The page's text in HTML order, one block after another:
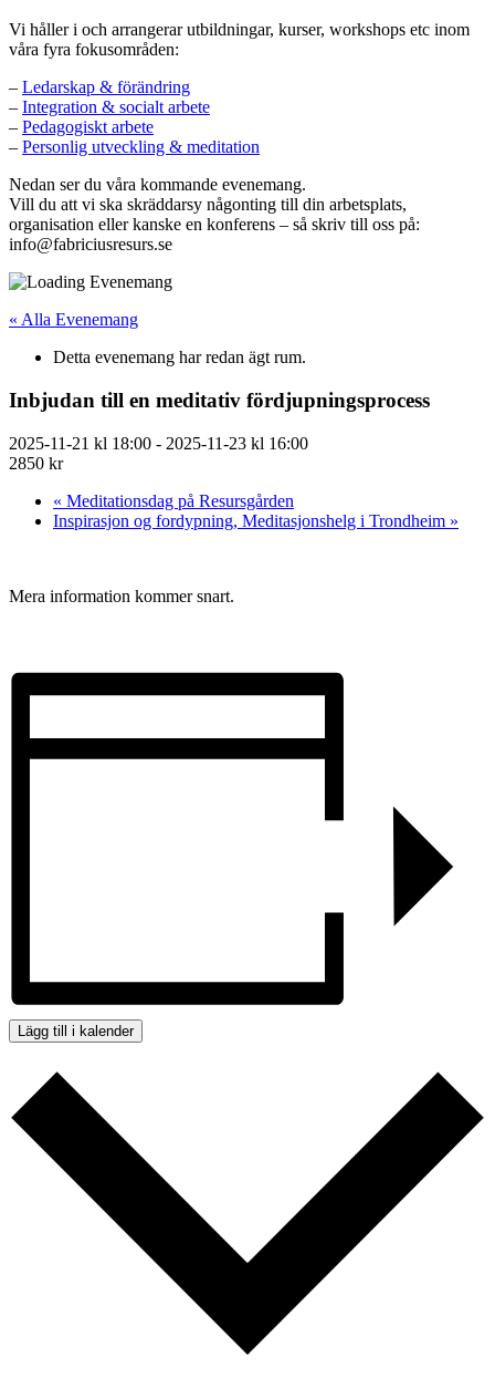
Vi håller i och arrangerar utbildningar, kurser, workshops etc inom
våra fyra fokusområden:
– Ledarskap & förändring
– Integration & socialt arbete
– Pedagogiskt arbete
– Personlig utveckling & meditation
Nedan ser du våra kommande evenemang.
Vill du att vi ska skräddarsy någonting till din arbetsplats,
organisation eller kanske en konferens – så skriv till oss på:
info@fabriciusresurs.se
« Alla Evenemang
Detta evenemang har redan ägt rum.
Inbjudan till en meditativ fördjupningsprocess
2025-11-21 kl 18:00 - 2025-11-23 kl 16:00
2850 kr
« Meditationsdag på Resursgården
Inspirasjon og fordypning, Meditasjonshelg i Trondheim »
Mera information kommer snart.
Lägg till i kalender